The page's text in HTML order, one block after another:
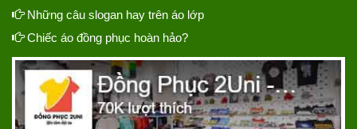
Những câu slogan hay trên áo lớp
Chiếc áo đồng phục hoàn hảo?